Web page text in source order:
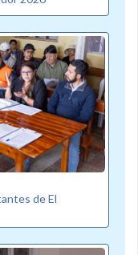
de El